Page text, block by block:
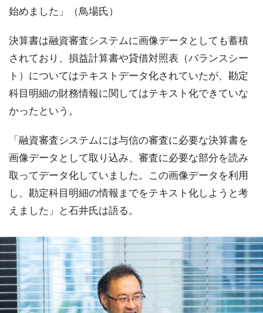
始めました」（鳥場氏）
決算書は融資審査システムに画像データとしても蓄積
されており、損益計算書や貸借対照表（バランスシー
ト）についてはテキストデータ化されていたが、勘定
科目明細の財務情報に関してはテキスト化できていな
かったという。
「融資審査システムには与信の審査に必要な決算書を
画像データとして取り込み、審査に必要な部分を読み
取ってデータ化していました。この画像データを利用
し、勘定科目明細の情報までをテキスト化しようと考
えました」と石井氏は語る。